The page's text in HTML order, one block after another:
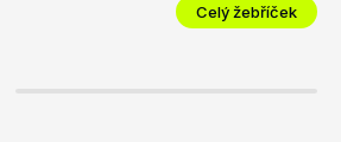
Celý žebříček